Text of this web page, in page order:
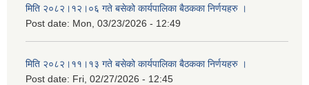
मिति २०८२।१२।०६ गते बसेको कार्यपालिका बैठकका निर्णयहरु ।
Post date: Mon, 03/23/2026 - 12:49
मिति २०८२।११।१३ गते बसेको कार्यपालिका बैठकका निर्णयहरु ।
Post date: Fri, 02/27/2026 - 12:45